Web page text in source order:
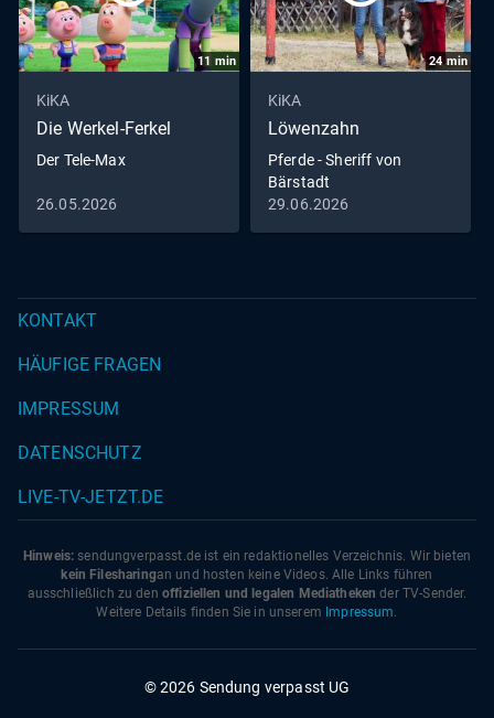
11 min
KiKA
Die Werkel-Ferkel
Der Tele-Max
26.05.2026
24 min
KiKA
Löwenzahn
Pferde - Sheriff von
Bärstadt
29.06.2026
KONTAKT
HÄUFIGE FRAGEN
IMPRESSUM
DATENSCHUTZ
LIVE-TV-JETZT.DE
Hinweis: sendungverpasst.de ist ein redaktionelles Verzeichnis. Wir bieten
kein Filesharingan und hosten keine Videos. Alle Links führen
ausschließlich zu den offiziellen und legalen Mediatheken der TV-Sender.
Weitere Details finden Sie in unserem Impressum.
© 2026 Sendung verpasst UG